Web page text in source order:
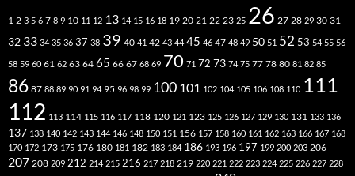
1 2 3 5 6 7 8 9 10 11 12 13 14 15 16 18 19 20 21 22 23 25 26 27 28 29 30 31
32 33 34 35 36 37 38 39 40 41 42 43 44 45 46 47 48 49 50 51 52 53 54 55 56
58 59 60 61 62 63 64 65 66 67 68 69 70 71 72 73 74 75 77 78 80 81 82 85
86 87 88 89 90 91 94 95 96 98 99 100 101 102 104 105 106 108 110 111
112 113 114 115 116 117 118 120 121 123 125 126 127 129 130 131 133 136
137 138 140 142 143 144 146 148 150 151 156 157 158 160 161 162 163 166 167 168
170 172 173 175 176 180 181 182 183 184 186 193 196 197 199 200 203 206
207 208 209 212 214 215 216 217 218 219 220 221 222 223 224 225 226 227 228